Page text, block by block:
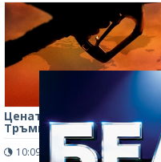
Цената на петрола
Тръмп да отложи
10:09 ч. 271